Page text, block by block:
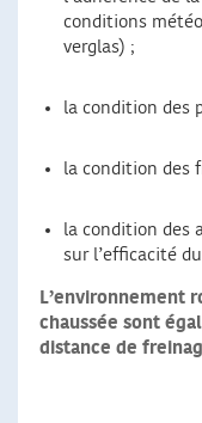
conditions
verglas) ;
la condition des
la condition des
la condition des
sur l’efficacité
L’environnement
chaussée sont
distance de